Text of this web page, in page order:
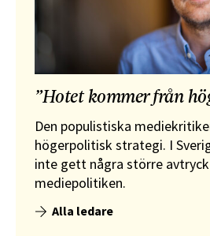
”Hotet kommer från
Den populistiska
högerpolitisk strategi. I
inte gett några större
mediepolitiken.
Alla ledare